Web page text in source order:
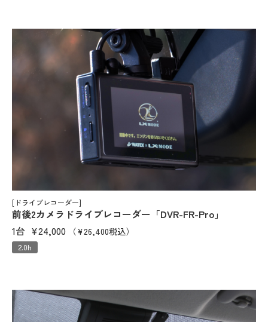
[ドライブレコーダー]
前後2カメラドライブレコーダー「DVR-FR-Pro」
1台 ¥24,000 （¥26,400税込）
2.0h